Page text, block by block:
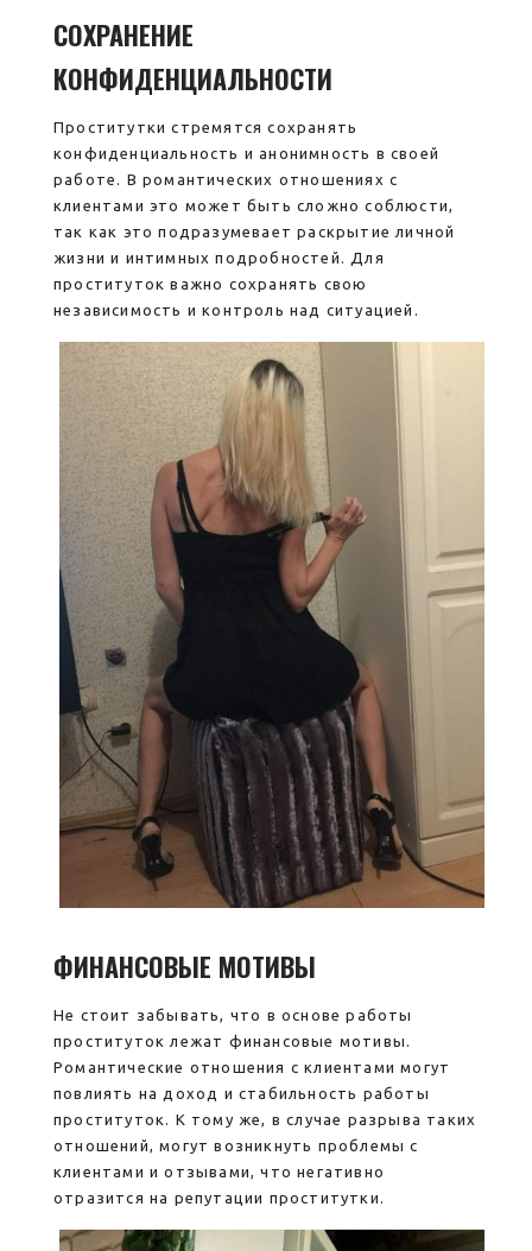
СОХРАНЕНИЕ
КОНФИДЕНЦИАЛЬНОСТИ
Проститутки стремятся сохранять
конфиденциальность и анонимность в своей
работе. В романтических отношениях с
клиентами это может быть сложно соблюсти,
так как это подразумевает раскрытие личной
жизни и интимных подробностей. Для
проституток важно сохранять свою
независимость и контроль над ситуацией.
ФИНАНСОВЫЕ МОТИВЫ
Не стоит забывать, что в основе работы
проституток лежат финансовые мотивы.
Романтические отношения с клиентами могут
повлиять на доход и стабильность работы
проституток. К тому же, в случае разрыва таких
отношений, могут возникнуть проблемы с
клиентами и отзывами, что негативно
отразится на репутации проститутки.